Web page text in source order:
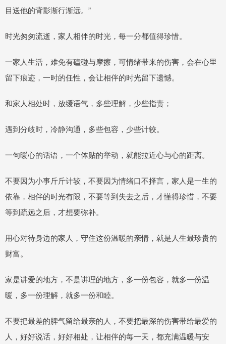
目送他的背影渐行渐远。”
时光匆匆流逝，家人相伴的时光，每一分都值得珍惜。
一家人生活，难免有磕碰与摩擦，可情绪带来的伤害，会在心里
留下痕迹，一时的任性，会让相伴的时光留下遗憾。
和家人相处时，放缓语气，多些理解，少些指责；
遇到分歧时，冷静沟通，多些包容，少些计较。
一句暖心的话语，一个体贴的举动，就能拉近心与心的距离。
不要因为小事斤斤计较，不要因为情绪口不择言，家人是一生的
依靠，相伴的时光有限，不要等到失去之后，才懂得珍惜，不要
等到疏远之后，才想要弥补。
用心对待身边的家人，守住这份温暖的亲情，就是人生最珍贵的
财富。
家是讲爱的地方，不是讲理的地方，多一份包容，就多一份温
暖，多一份理解，就多一份和睦。
不要把最差的脾气留给最亲的人，不要把最深的伤害带给最爱的
人，好好说话，好好相处，让相伴的每一天，都充满温暖与安